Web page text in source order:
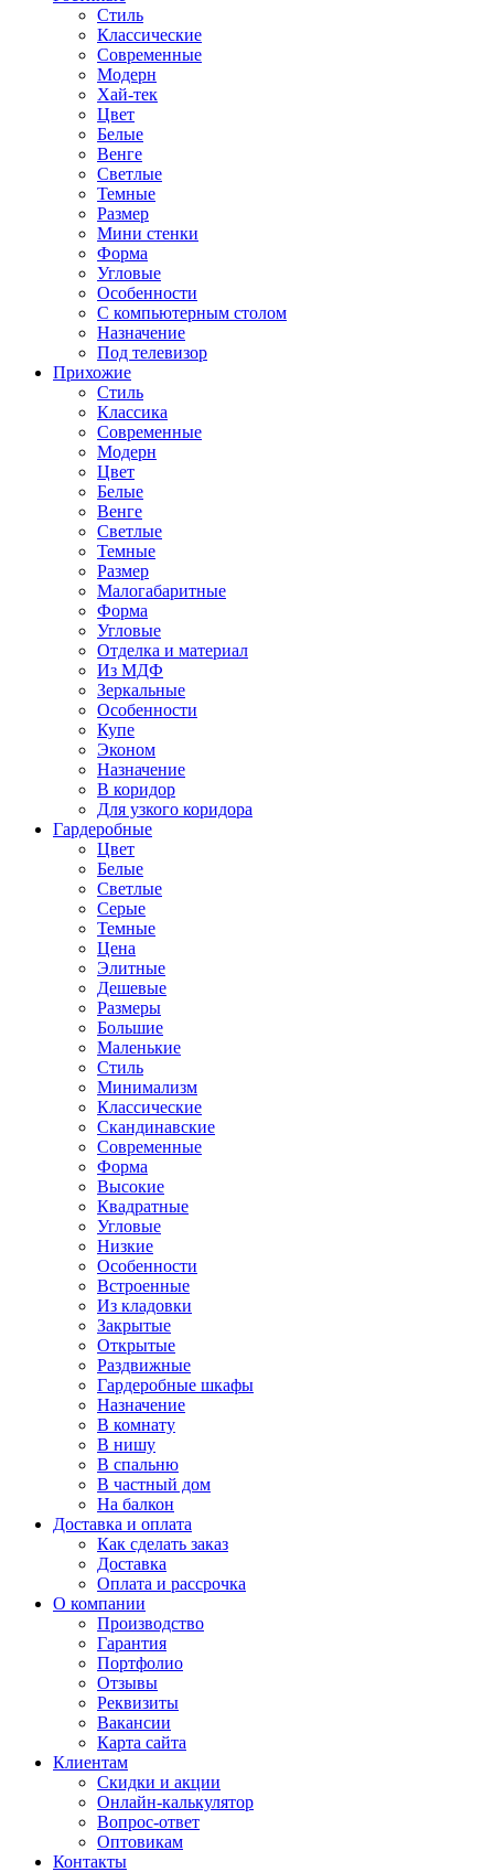
Стиль
Классические
Современные
Модерн
Хай-тек
Цвет
Белые
Венге
Светлые
Темные
Размер
Мини стенки
Форма
Угловые
Особенности
С компьютерным столом
Назначение
Под телевизор
Прихожие
Стиль
Классика
Современные
Модерн
Цвет
Белые
Венге
Светлые
Темные
Размер
Малогабаритные
Форма
Угловые
Отделка и материал
Из МДФ
Зеркальные
Особенности
Купе
Эконом
Назначение
В коридор
Для узкого коридора
Гардеробные
Цвет
Белые
Светлые
Серые
Темные
Цена
Элитные
Дешевые
Размеры
Большие
Маленькие
Стиль
Минимализм
Классические
Скандинавские
Современные
Форма
Высокие
Квадратные
Угловые
Низкие
Особенности
Встроенные
Из кладовки
Закрытые
Открытые
Раздвижные
Гардеробные шкафы
Назначение
В комнату
В нишу
В спальню
В частный дом
На балкон
Доставка и оплата
Как сделать заказ
Доставка
Оплата и рассрочка
О компании
Производство
Гарантия
Портфолио
Отзывы
Реквизиты
Вакансии
Карта сайта
Клиентам
Скидки и акции
Онлайн-калькулятор
Вопрос-ответ
Оптовикам
Контакты